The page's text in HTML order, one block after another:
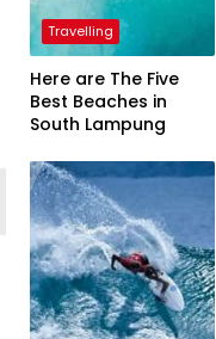
Travelling
Here are The Five
Best Beaches in
South Lampung